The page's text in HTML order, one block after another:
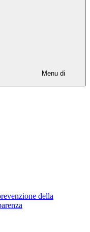
Menu di
della